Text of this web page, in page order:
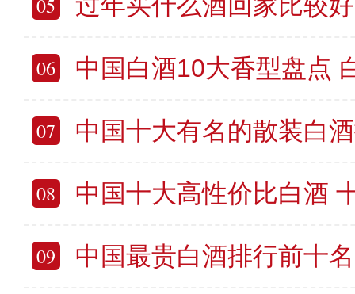
05
06 中国白酒10大香型盘点 白酒十
07 中国十大有名的散装白酒排名 十
08 中国十大高性价比白酒 十大口
09 中国最贵白酒排行前十名 中